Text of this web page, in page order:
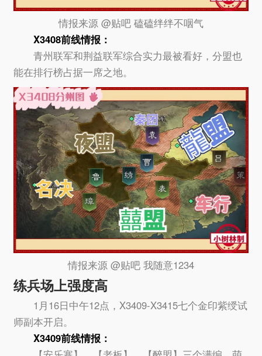
情报来源 @贴吧 磕磕绊绊不咽气
X3408前线情报：
青州联军和荆益联军综合实力最被看好，分盟也
能在排行榜占据一席之地。
情报来源 @贴吧 我随意1234
练兵场上强度高
1月16日中午12点，X3409-X3415七个金印紫绶试
师副本开启。
X3409前线情报：